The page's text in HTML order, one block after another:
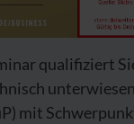
qualifiziert
mit